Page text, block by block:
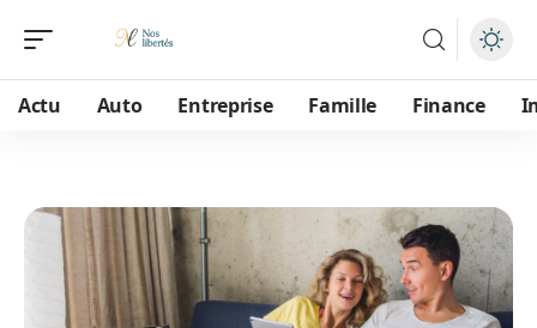
Actu Auto Entreprise Famille Finance